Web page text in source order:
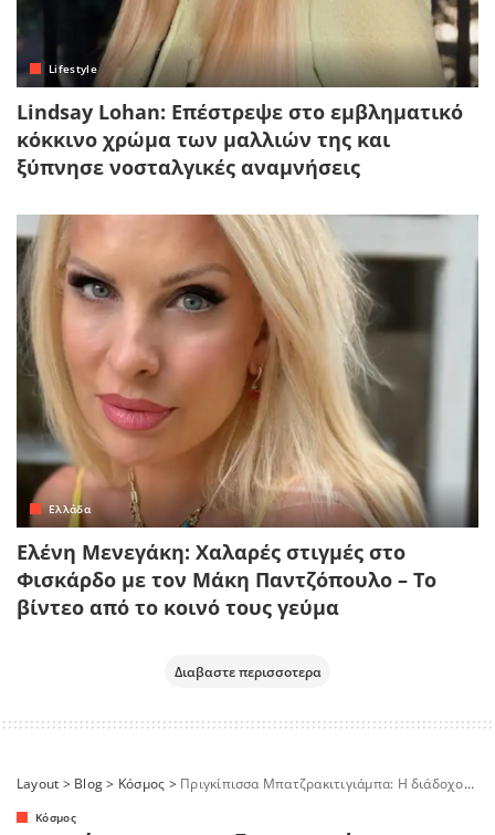
Lifestyle
Lindsay Lohan: Επέστρεψε στο εμβληματικό
κόκκινο χρώμα των μαλλιών της και
ξύπνησε νοσταλγικές αναμνήσεις
Ελλάδα
Ελένη Μενεγάκη: Χαλαρές στιγμές στο
Φισκάρδο με τον Μάκη Παντζόπουλο – Το
βίντεο από το κοινό τους γεύμα
Διαβαστε περισσοτερα
Layout > Blog> Κόσμος > Πριγκίπισσα Μπατζρακιτιγιάμπα: Η διάδοχος που δεν έφτασε ποτέ στον θρόνο της Ταϊλάνδης
Κόσμος